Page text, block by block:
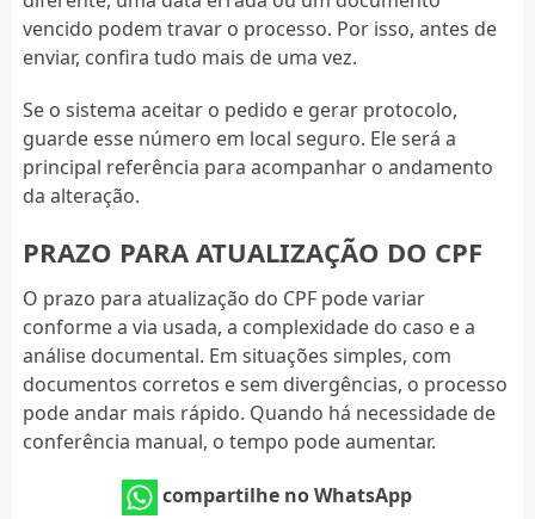
vencido podem travar o processo. Por isso, antes de
enviar, confira tudo mais de uma vez.
Se o sistema aceitar o pedido e gerar protocolo,
guarde esse número em local seguro. Ele será a
principal referência para acompanhar o andamento
da alteração.
PRAZO PARA ATUALIZAÇÃO DO CPF
O prazo para atualização do CPF pode variar
conforme a via usada, a complexidade do caso e a
análise documental. Em situações simples, com
documentos corretos e sem divergências, o processo
pode andar mais rápido. Quando há necessidade de
conferência manual, o tempo pode aumentar.
compartilhe no WhatsApp